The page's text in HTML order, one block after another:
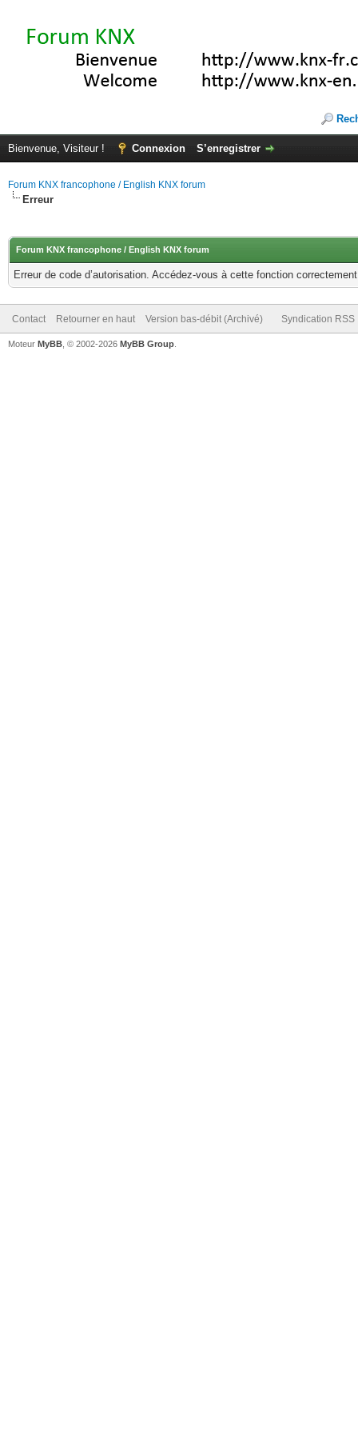
Bienvenue, Visiteur ! Connexion S’enregistrer
Forum KNX francophone / English KNX forum
Erreur
Forum KNX francophone / English KNX forum
Erreur de code d’autorisation. Accédez-vous à cette fonction
Contact Retourner en haut Version bas-débit (Archivé) Syndication RSS
Moteur MyBB , © 2002-2026 MyBB Group